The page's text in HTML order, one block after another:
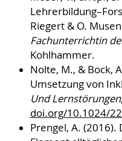
Riegert & O.
Fachunterrichtin
Kohlhammer.
Nolte, M., & Bock,
Umsetzung von
Und Lernstörungen,
doi.org/10.1024/
Prengel, A. (2016).